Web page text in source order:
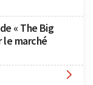
« The Big
marché
